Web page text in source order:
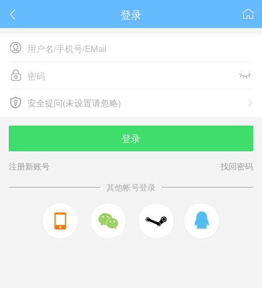
 
登录

 
 
安全提问(未设置请忽略)
安全提问(未设置请忽略)
登录
注册新账号
找回密码
其他帐号登录
  